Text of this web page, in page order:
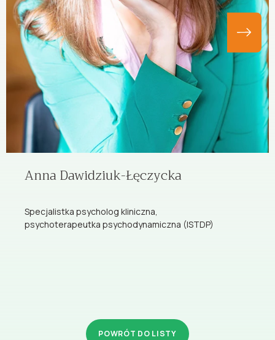
Anna Dawidziuk-Łęczycka
Specjalistka psycholog kliniczna,
psychoterapeutka psychodynamiczna (ISTDP)
POWRÓT DO LISTY